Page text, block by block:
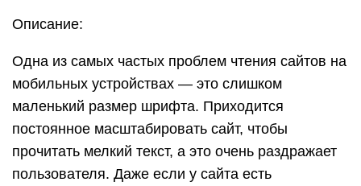
Описание:
Одна из самых частых проблем чтения сайтов на
мобильных устройствах — это слишком
маленький размер шрифта. Приходится
постоянное масштабировать сайт, чтобы
прочитать мелкий текст, а это очень раздражает
пользователя. Даже если у сайта есть